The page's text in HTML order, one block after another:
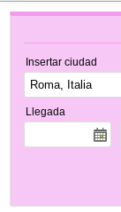
Insertar ciudad
Llegada